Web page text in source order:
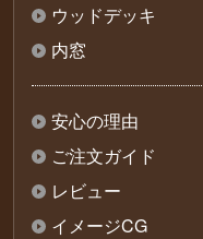
ウッドデッキ
内窓
安心の理由
ご注文ガイド
レビュー
イメージCG